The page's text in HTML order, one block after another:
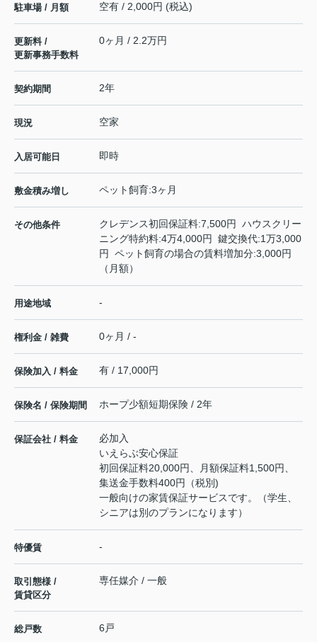
駐車場 / 月額 空有 / 2,000円 (税込)
更新料 /
更新事務手数料
0ヶ月 / 2.2万円
契約期間 2年
現況 空家
入居可能日 即時
敷金積み増し ペット飼育:3ヶ月
その他条件
クレデンス初回保証料:7,500円 ハウスクリー
ニング特約料:4万4,000円 鍵交換代:1万3,000
円 ペット飼育の場合の賃料増加分:3,000円
（月額）
用途地域 -
権利金 / 雑費 0ヶ月 / -
保険加入 / 料金 有 / 17,000円
保険名 / 保険期間 ホープ少額短期保険 / 2年
保証会社 / 料金
必加入
いえらぶ安心保証
初回保証料20,000円、月額保証料1,500円、
集送金手数料400円（税別)
一般向けの家賃保証サービスです。（学生、
シニアは別のプランになります）
特優賃 -
取引態様 /
賃貸区分
専任媒介 / 一般
総戸数 6戸